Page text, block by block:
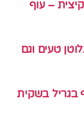
– עוף
טעים וגם
בגריל בשקית